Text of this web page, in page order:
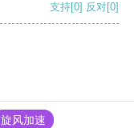
支持[0] 反对[0]
旋风加速